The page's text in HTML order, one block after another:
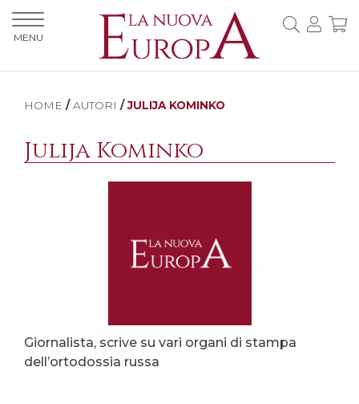
HOME / AUTORI / JULIJA KOMINKO
Julija Kominko
Giornalista, scrive su vari organi di stampa
dell’ortodossia russa
MENU